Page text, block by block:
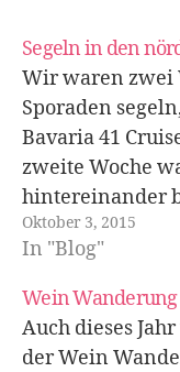
Segeln in den
Wir waren zwei
Sporaden
Bavaria 41
zweite Woche
hintereinander
Regenfällen.
Freitag: Ankunft
Bilder und
Oktober 3, 2015
In "Blog"
Wein Wanderung
Auch dieses
der Wein